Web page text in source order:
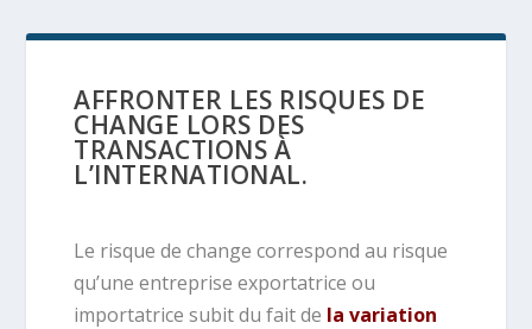
AFFRONTER LES RISQUES DE
CHANGE LORS DES
TRANSACTIONS À
L’INTERNATIONAL.
Le risque de change correspond au risque
qu’une entreprise exportatrice ou
importatrice subit du fait de la variation